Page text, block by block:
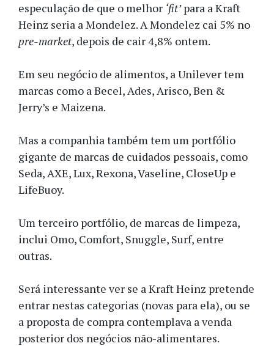
especulação de que o melhor ‘fit’para a Kraft
Heinz seria a Mondelez. A Mondelez cai 5% no
pre-market, depois de cair 4,8% ontem.
Em seu negócio de alimentos, a Unilever tem
marcas como a Becel, Ades, Arisco, Ben &
Jerry’s e Maizena.
Mas a companhia também tem um portfólio
gigante de marcas de cuidados pessoais, como
Seda, AXE, Lux, Rexona, Vaseline, CloseUp e
LifeBuoy.
Um terceiro portfólio, de marcas de limpeza,
inclui Omo, Comfort, Snuggle, Surf, entre
outras.
Será interessante ver se a Kraft Heinz pretende
entrar nestas categorias (novas para ela), ou se
a proposta de compra contemplava a venda
posterior dos negócios não-alimentares.